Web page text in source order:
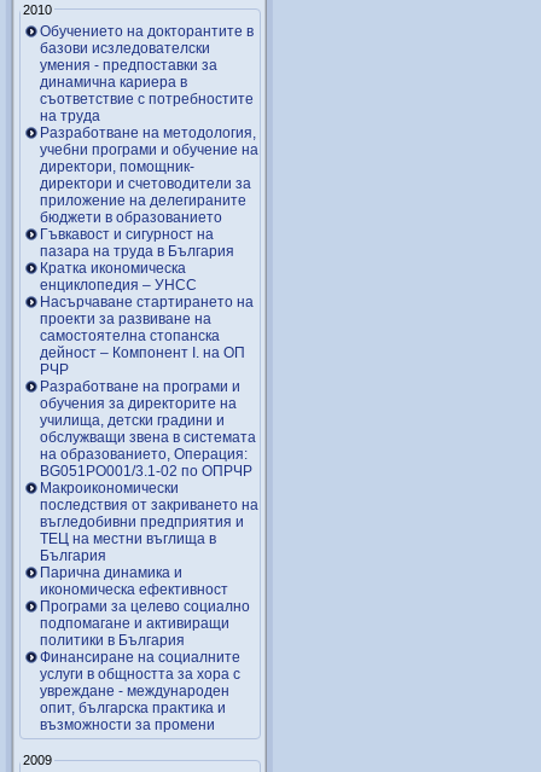
2010
Обучението на докторантите в
базови исзледователски
умения - предпоставки за
динамична кариера в
съответствие с потребностите
на труда
Разработване на методология,
учебни програми и обучение на
директори, помощник-
директори и счетоводители за
приложение на делегираните
бюджети в образованието
Гъвкавост и сигурност на
пазара на труда в България
Кратка икономическа
енциклопедия – УНСС
Насърчаване стартирането на
проекти за развиване на
самостоятелна стопанска
дейност – Компонент I. на ОП
РЧР
Разработване на програми и
обучения за директорите на
училища, детски градини и
обслужващи звена в системата
на образованието, Операция:
BG051PO001/3.1-02 по ОПРЧР
Макроикономически
последствия от закриването на
въгледобивни предприятия и
ТЕЦ на местни въглища в
България
Парична динамика и
икономическа ефективност
Програми за целево социално
подпомагане и активиращи
политики в България
Финансиране на социалните
услуги в общността за хора с
увреждане - международен
опит, българска практика и
възможности за промени
2009